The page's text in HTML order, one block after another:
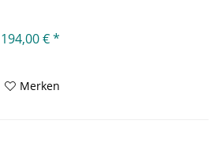
194,00 € *
Merken